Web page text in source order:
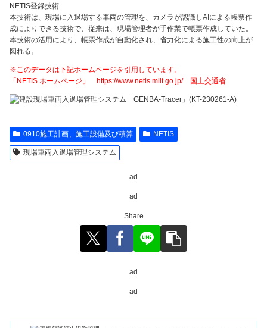
NETIS登録技術
本技術は、現場に入退場する車両の管理を、カメラが認識しAIによる帳票作
成によりできる技術で、従来は、現場管理者が手作業で帳票作成していた。
本技術の活用により、帳票作成が自動化され、省力化による施工性の向上が
図れる。
※このデータは下記ホームページを引用しています。
「NETIS ホームページ」 https://www.netis.mlit.go.jp/ 国土交通省
0910施工計画、施工設備及び積算 NETIS
現場車両入退場管理システム
ad
ad
Share
ad
ad